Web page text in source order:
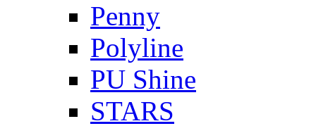
Penny
Polyline
PU Shine
STARS